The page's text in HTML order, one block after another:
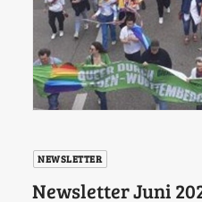
NEWSLETTER
Newsletter Juni